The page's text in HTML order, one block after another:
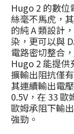
Hugo 2 的數位
絲毫不馬虎，
的純 A 類設計
染，更可以與
電路密切整合
Hugo 2 能提供
擴輸出阻抗僅
其連續輸出電
0.5V，在 33
歐姆承阻下輸
強勁。